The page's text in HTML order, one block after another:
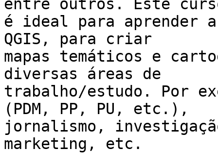
entre outros. Este
é ideal para aprender
QGIS, para criar
mapas temáticos e
diversas áreas de
trabalho/estudo. Por
(PDM, PP, PU, etc.),
jornalismo,
marketing, etc.